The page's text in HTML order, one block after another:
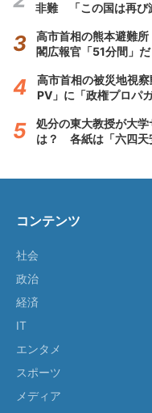
非難 「この国は再び
高市首相の熊本避難
閣広報官「51分間」
高市首相の被災地視
PV」に「政権プロパ
処分の東大教授が大
は？ 各紙は「六四天
コンテンツ
社会
政治
経済
IT
エンタメ
スポーツ
メディア